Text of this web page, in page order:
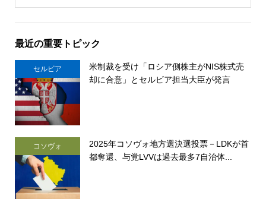
最近の重要トピック
セルビア
米制裁を受け「ロシア側株主がNIS株式売
却に合意」とセルビア担当大臣が発言
コソヴォ
2025年コソヴォ地方選決選投票－LDKが首
都奪還、与党LVVは過去最多7自治体...